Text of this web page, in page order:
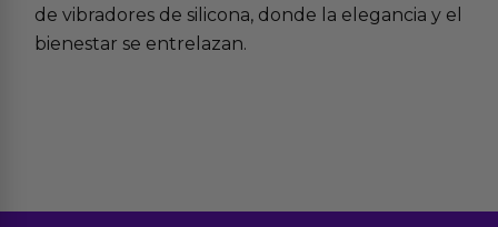
devibradores de silicona, donde la elegancia y el
bienestar se entrelazan.